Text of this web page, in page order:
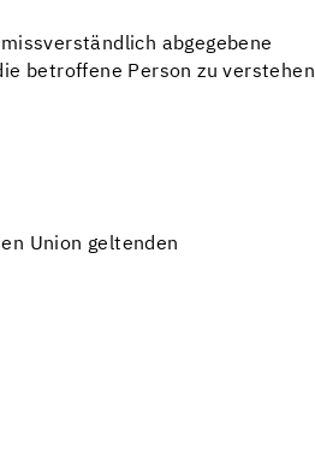
abgegebene
betroffene Person zu verstehen
Union geltenden